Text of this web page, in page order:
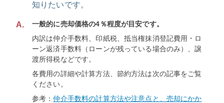
知りたいです。
A.
一般的に売却価格の4％程度が目安です。
内訳は仲介手数料、印紙税、抵当権抹消登記費用・ロ
ーン返済手数料（ローンが残っている場合のみ）、譲
渡所得税などです。
各費用の詳細や計算方法、節約方法は次の記事をご覧
ください。
参考：仲介手数料の計算方法や注意点と、売却にかか